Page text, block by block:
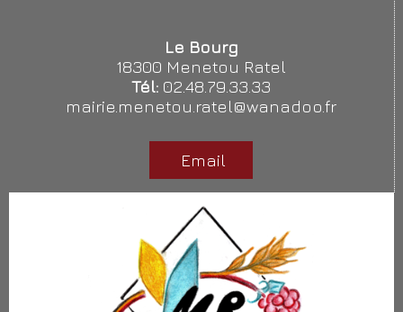
Le Bourg
18300 Menetou Ratel
Tél: 02.48.79.33.33
mairie.menetou.ratel@wanadoo.fr
Email